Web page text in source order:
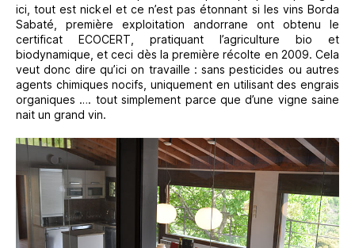
ici, tout est nickel et ce n’est pas étonnant si les vins Borda
Sabaté, première exploitation andorrane ont obtenu le
certificat ECOCERT, pratiquant l’agriculture bio et
biodynamique, et ceci dès la première récolte en 2009. Cela
veut donc dire qu’ici on travaille : sans pesticides ou autres
agents chimiques nocifs, uniquement en utilisant des engrais
organiques …. tout simplement parce que d’une vigne saine
nait un grand vin.